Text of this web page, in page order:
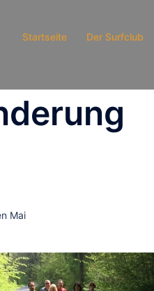
Startseite Der Surfclub
Mai